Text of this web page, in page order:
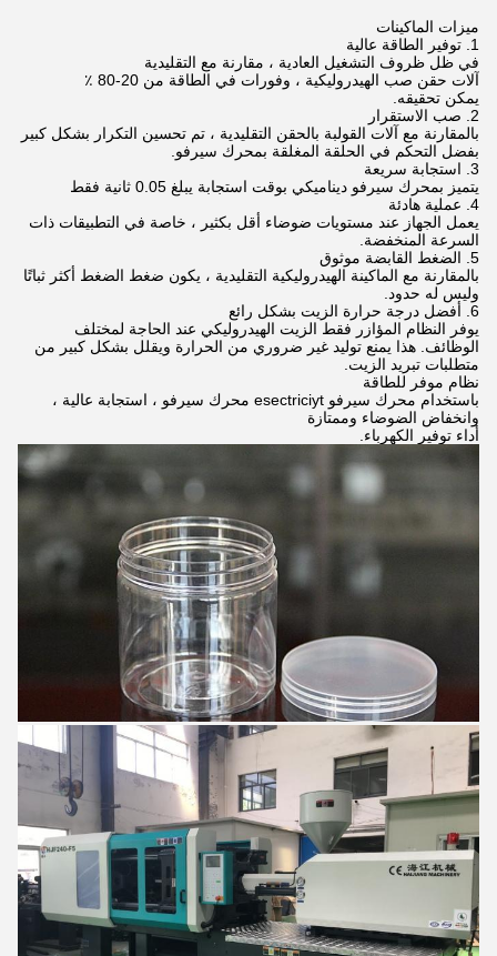
ميزات الماكينات
1. توفير الطاقة عالية
في ظل ظروف التشغيل العادية ، مقارنة مع التقليدية
آلات حقن صب الهيدروليكية ، وفورات في الطاقة من 20-80 ٪
يمكن تحقيقه.
2. صب الاستقرار
بالمقارنة مع آلات القولبة بالحقن التقليدية ، تم تحسين التكرار بشكل كبير
بفضل التحكم في الحلقة المغلقة بمحرك سيرفو.
3. استجابة سريعة
يتميز بمحرك سيرفو ديناميكي بوقت استجابة يبلغ 0.05 ثانية فقط
4. عملية هادئة
يعمل الجهاز عند مستويات ضوضاء أقل بكثير ، خاصة في التطبيقات ذات
السرعة المنخفضة.
5. الضغط القابضة موثوق
بالمقارنة مع الماكينة الهيدروليكية التقليدية ، يكون ضغط الضغط أكثر ثباتًا
وليس له حدود.
6. أفضل درجة حرارة الزيت بشكل رائع
يوفر النظام المؤازر فقط الزيت الهيدروليكي عند الحاجة لمختلف
الوظائف. هذا يمنع توليد غير ضروري من الحرارة ويقلل بشكل كبير من
متطلبات تبريد الزيت.
نظام موفر للطاقة
باستخدام محرك سيرفو esectriciyt محرك سيرفو ، استجابة عالية ،
وانخفاض الضوضاء وممتازة
أداء توفير الكهرباء.